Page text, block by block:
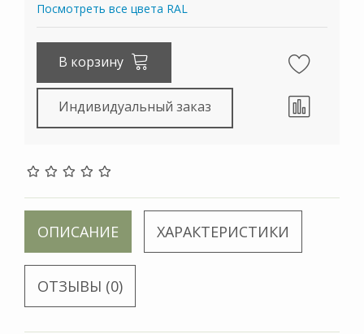
Посмотреть все цвета RAL
В корзину
Индивидуальный заказ
ОПИСАНИЕ ХАРАКТЕРИСТИКИ
ОТЗЫВЫ (0)